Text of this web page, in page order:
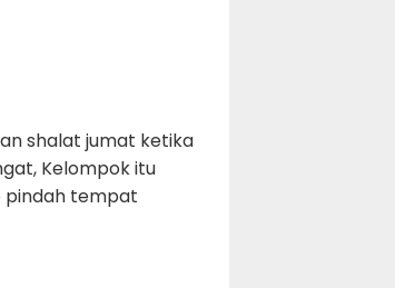
shalat jumat ketika
Kelompok itu
pindah tempat